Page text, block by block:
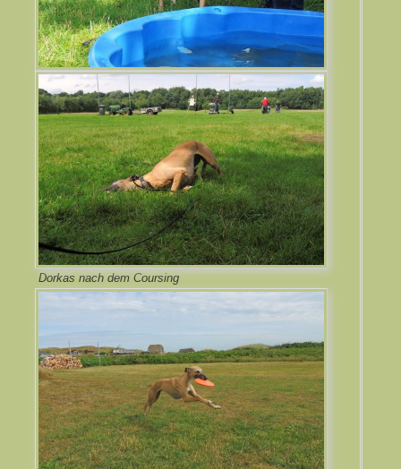
Dorkas nach dem Coursing